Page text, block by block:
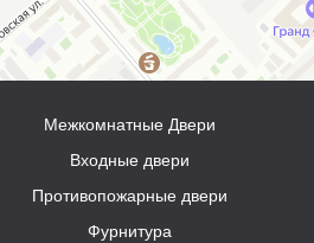
Межкомнатные Двери
Входные двери
Противопожарные двери
Фурнитура